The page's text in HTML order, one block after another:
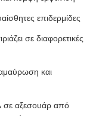
επιδερμίδες
σε διαφορετικές
αμαύρωση και
σε αξεσουάρ από